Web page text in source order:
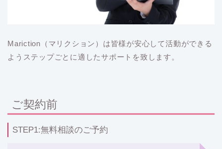
Mariction（マリクション）は皆様が安心して活動ができる
ようステップごとに適したサポートを致します。
ご契約前
STEP1:無料相談のご予約